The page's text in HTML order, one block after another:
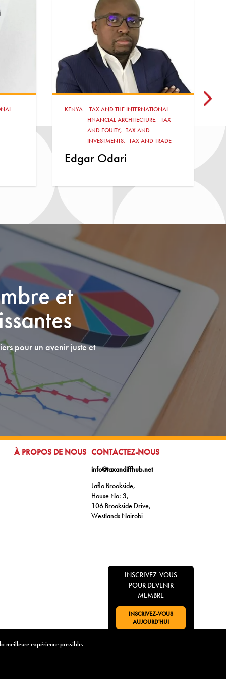
KENYA
Joan
et
pour un avenir juste et
ALLER À:
À PROPOS DE NOUS ALLER À:
CONTACTEZ-NOUS
info@taxandiffhub.net
Jaflo Brookside,
House No: 3,
106 Brookside Drive,
Westlands Nairobi
INSCRIVEZ-VOUS
POUR DEVENIR
MEMBRE
ALLER À:
INSCRIVEZ-VOUS
AUJOURD'HUI
remercie chaleureusement son soutien. Ensemble, nous
meilleure expérience possible.